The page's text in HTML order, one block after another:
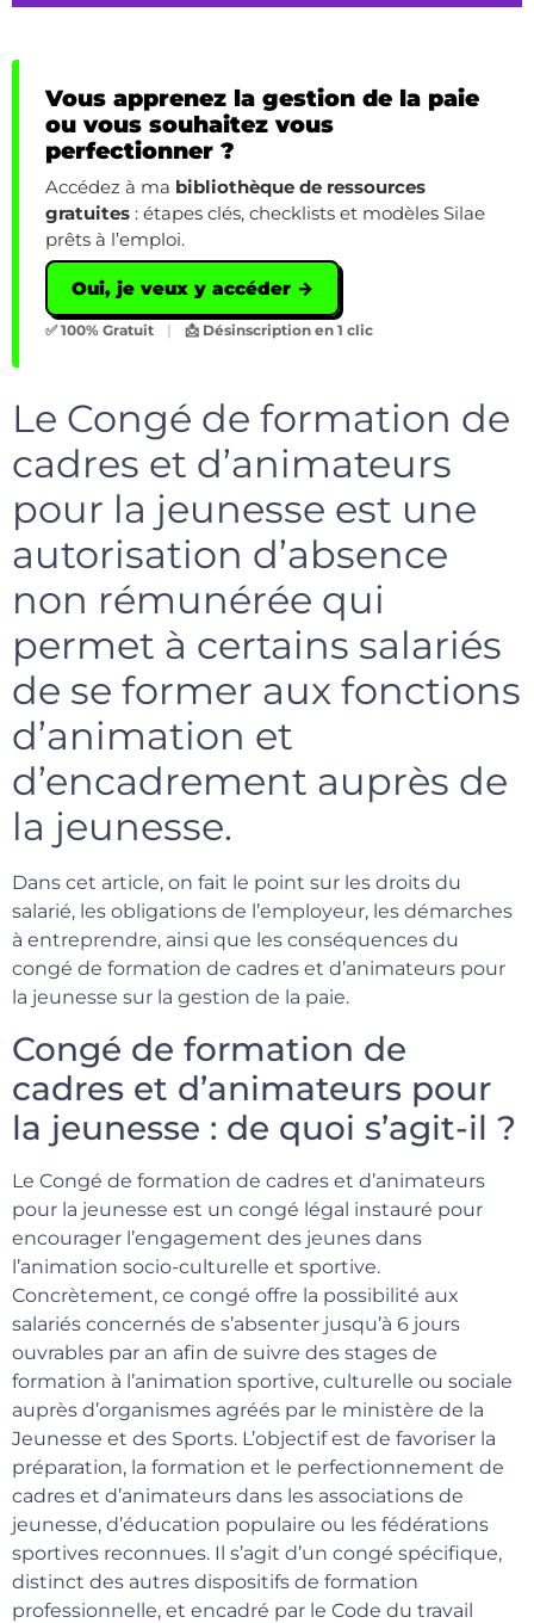
Vous apprenez la gestion de la paie
ou vous souhaitez vous
perfectionner ?
Accédez à ma bibliothèque de ressources
gratuites : étapes clés, checklists et modèles Silae
prêts à l’emploi.
Oui, je veux y accéder →
✅ 100% Gratuit | 📩 Désinscription en 1 clic
Le Congé de formation de
cadres et d’animateurs
pour la jeunesse est une
autorisation d’absence
non rémunérée qui
permet à certains salariés
de se former aux fonctions
d’animation et
d’encadrement auprès de
la jeunesse.
Dans cet article, on fait le point sur les droits du
salarié, les obligations de l’employeur, les démarches
à entreprendre, ainsi que les conséquences du
congé de formation de cadres et d’animateurs pour
la jeunesse sur la gestion de la paie.
Congé de formation de
cadres et d’animateurs pour
la jeunesse : de quoi s’agit-il ?
Le Congé de formation de cadres et d’animateurs
pour la jeunesse est un congé légal instauré pour
encourager l’engagement des jeunes dans
l’animation socio-culturelle et sportive.
Concrètement, ce congé offre la possibilité aux
salariés concernés de s’absenter jusqu’à 6 jours
ouvrables par an afin de suivre des stages de
formation à l’animation sportive, culturelle ou sociale
auprès d’organismes agréés par le ministère de la
Jeunesse et des Sports. L’objectif est de favoriser la
préparation, la formation et le perfectionnement de
cadres et d’animateurs dans les associations de
jeunesse, d’éducation populaire ou les fédérations
sportives reconnues. Il s’agit d’un congé spécifique,
distinct des autres dispositifs de formation
professionnelle, et encadré par le Code du travail